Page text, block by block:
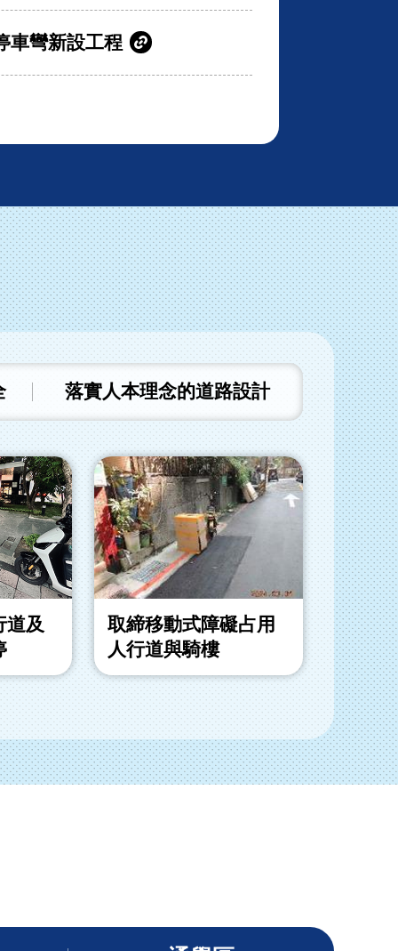
車彎新設工程
道及
取締移動式障礙占用
人行道與騎樓
取締
動式
落實人本理念的道路設計